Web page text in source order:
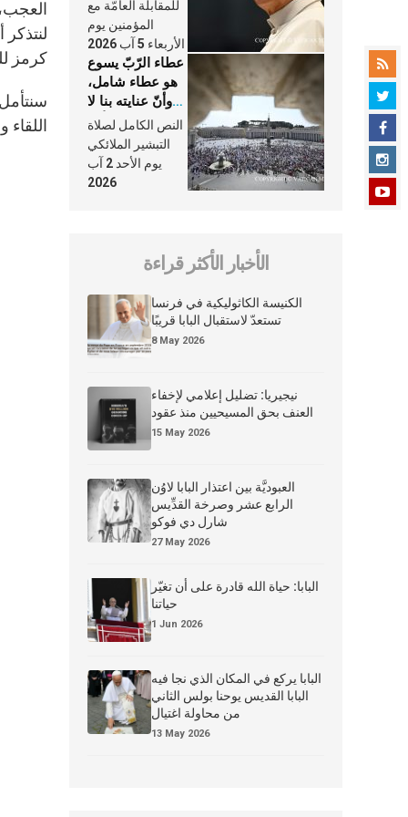
كرمز
الكنيسة
للمقابلة العامّة مع
المؤمنين يوم
الأربعاء 5 آب 2026
عطاء الرّبّ يسوع
هو عطاء شامل،
وأنّ عنايته بنا لا
تغيب عنّا أبدًا
النص الكامل لصلاة
التبشير الملائكي
يوم الأحد 2 آب
2026
الأخبار الأكثر قراءة
الكنيسة الكاثوليكية في فرنسا
تستعدّ لاستقبال البابا قريبًا
8 May 2026
نيجيريا: تضليل إعلامي لإخفاء
العنف بحق المسيحيين منذ عقود
15 May 2026
العبوديَّة بين اعتذار البابا لاوُن
الرابع عشر وصرخة القدِّيس
شارل دي فوكو
27 May 2026
البابا: حياة الله قادرة على أن تغيّر
حياتنا
1 Jun 2026
البابا يركع في المكان الذي نجا فيه
البابا القديس يوحنا بولس الثاني
من محاولة اغتيال
13 May 2026